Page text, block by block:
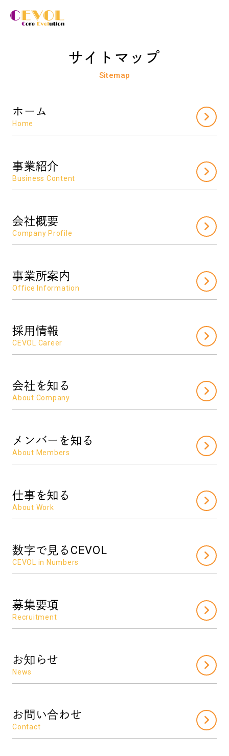
サイトマップ
Sitemap
ホーム
Home
事業紹介
Business Content
会社概要
Company Profile
事業所案内
Office Information
採用情報
CEVOL Career
会社を知る
About Company
メンバーを知る
About Members
仕事を知る
About Work
数字で見るCEVOL
CEVOL in Numbers
募集要項
Recruitment
お知らせ
News
お問い合わせ
Contact